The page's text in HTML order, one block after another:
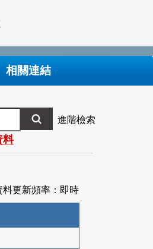
相關連結
進階檢索
料
料更新頻率：即時